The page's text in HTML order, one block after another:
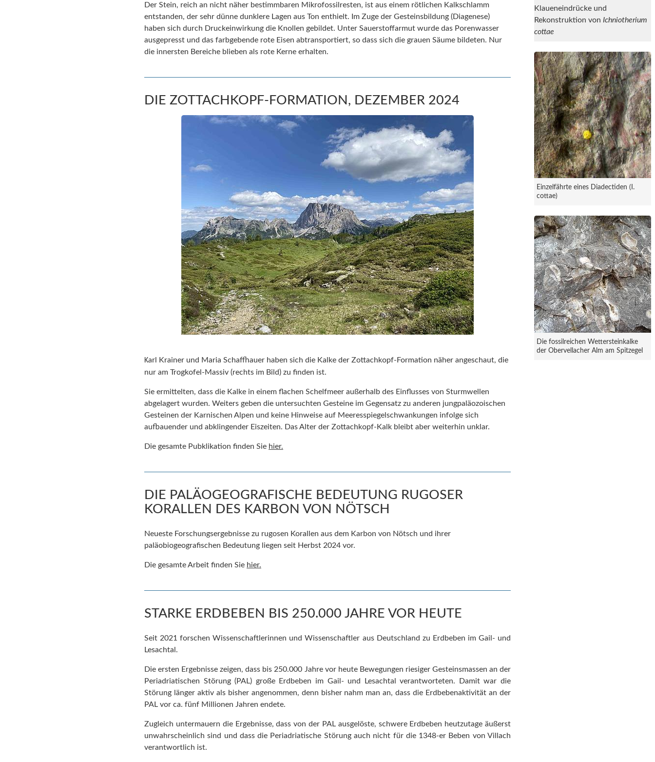
Der Stein, reich an nicht näher bestimmbaren Mikrofossilresten, ist aus einem rötlichen Kalkschlamm
entstanden, der sehr dünne dunklere Lagen aus Ton enthielt. Im Zuge der Gesteinsbildung (Diagenese)
haben sich durch Druckeinwirkung die Knollen gebildet. Unter Sauerstoffarmut wurde das Porenwasser
ausgepresst und das farbgebende rote Eisen abtransportiert, so dass sich die grauen Säume bildeten. Nur
die innersten Bereiche blieben als rote Kerne erhalten.
DIE ZOTTACHKOPF-FORMATION, DEZEMBER 2024
Karl Krainer und Maria Schaffhauer haben sich die Kalke der Zottachkopf-Formation näher angeschaut, die
nur am Trogkofel-Massiv (rechts im Bild) zu finden ist.
Sie ermittelten, dass die Kalke in einem flachen Schelfmeer außerhalb des Einflusses von Sturmwellen
abgelagert wurden. Weiters geben die untersuchten Gesteine im Gegensatz zu anderen jungpaläozoischen
Gesteinen der Karnischen Alpen und keine Hinweise auf Meeresspiegelschwankungen infolge sich
aufbauender und abklingender Eiszeiten. Das Alter der Zottachkopf-Kalk bleibt aber weiterhin unklar.
Die gesamte Pubklikation finden Sie hier.
DIE PALÄOGEOGRAFISCHE BEDEUTUNG RUGOSER
KORALLEN DES KARBON VON NÖTSCH
Neueste Forschungsergebnisse zu rugosen Korallen aus dem Karbon von Nötsch und ihrer
paläobiogeografischen Bedeutung liegen seit Herbst 2024 vor.
Die gesamte Arbeit finden Sie hier.
STARKE ERDBEBEN BIS 250.000 JAHRE VOR HEUTE
Seit 2021 forschen Wissenschaftlerinnen und Wissenschaftler aus Deutschland zu Erdbeben im Gail- und
Lesachtal.
Die ersten Ergebnissezeigen, dass bis 250.000 Jahre vor heute Bewegungen riesiger Gesteinsmassen an der
Periadriatischen Störung (PAL) große Erdbeben im Gail- und Lesachtal verantworteten.
Damit war die
Störung länger aktiv als bisher angenommen, denn bisher nahm man an, dass die Erdbebenaktivität an der
PAL vor ca. fünf Millionen Jahren endete.
Zugleich untermauern die Ergebnisse, dass von der PAL ausgelöste, schwere Erdbeben heutzutage äußerst
unwahrscheinlich sind und dass die Periadriatische Störung auch nicht für die 1348-er Beben von Villach
verantwortlich ist.
Klaueneindrücke und
Rekonstruktion von Ichniotherium
cottae
Einzelfährte eines Diadectiden (I.
cottae)
Die fossilreichen Wettersteinkalke
der Obervellacher Alm am Spitzegel